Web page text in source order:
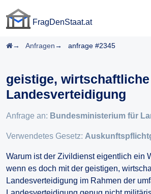
FragDenStaat.at
Startseite
Anfragen anfrage #2345
geistige,
Landesverteidigung
Anfrage an: Bundesministerium für
Verwendetes Gesetz:
Warum ist der Zivildienst eigentlich ein
wenn es doch mit der geistigen,
Landesverteidigung im Rahmen der